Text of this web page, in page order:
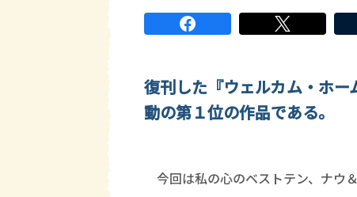
復刊した『ウェルカム・ホ
動の第１位の作品である。
今回は私の心のベストテン、ナウ